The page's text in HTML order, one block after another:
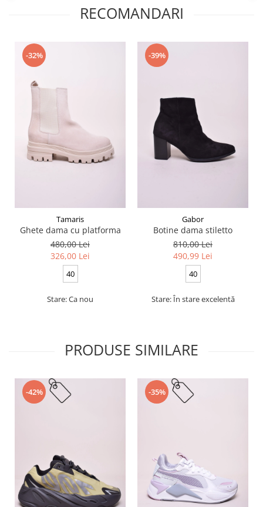
RECOMANDARI
-32%
Tamaris
Ghete dama cu platforma
480,00 Lei
326,00 Lei
40
Stare: Ca nou
-39%
Gabor
Botine dama stiletto
810,00 Lei
490,99 Lei
40
Stare: În stare excelentă
PRODUSE SIMILARE
-42% -35%